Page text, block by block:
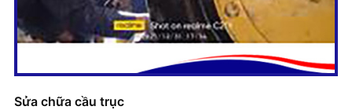
Sửa chữa cầu trục